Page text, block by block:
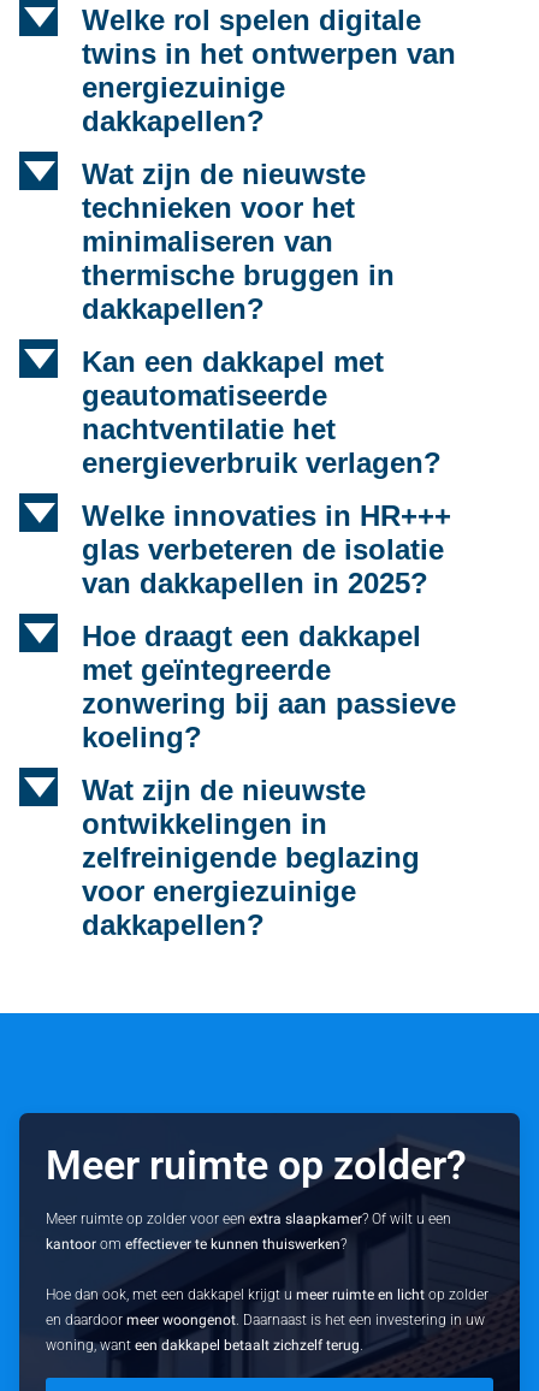
d
Welke rol spelen digitale
twins in het ontwerpen van
energiezuinige
dakkapellen?
d
Wat zijn de nieuwste
technieken voor het
minimaliseren van
thermische bruggen in
dakkapellen?
d
Kan een dakkapel met
geautomatiseerde
nachtventilatie het
energieverbruik verlagen?
d
Welke innovaties in HR+++
glas verbeteren de isolatie
van dakkapellen in 2025?
d
Hoe draagt een dakkapel
met geïntegreerde
zonwering bij aan passieve
koeling?
d
Wat zijn de nieuwste
ontwikkelingen in
zelfreinigende beglazing
voor energiezuinige
dakkapellen?
Meer ruimte op zolder?
Meer ruimte op zolder voor eenextra slaapkamer? Of wilt u een
kantoor omeffectiever te kunnen thuiswerken?
Hoe dan ook, met een dakkapel krijgt umeer ruimte en licht op zolder
en daardoormeer woongenot. Daarnaast is het een investering in uw
woning, wanteen dakkapel betaalt zichzelf terug.